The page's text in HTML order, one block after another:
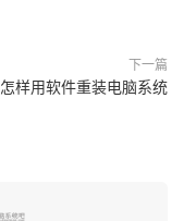
下一篇
怎样用软件重装电脑系统